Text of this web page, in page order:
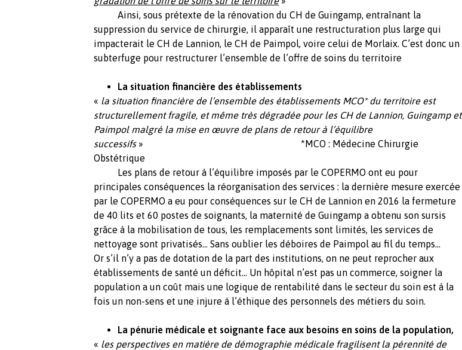
Ainsi, sous prétexte de la rénovation du CH de Guingamp, entraînant la
suppression du service de chirurgie, il apparaît une restructuration plus large qui
impacterait le CH de Lannion, le CH de Paimpol, voire celui de Morlaix. C’est donc un
subterfuge pour restructurer l’ensemble de l’offre de soins du territoire
La situation financière des établissements
« la situation financière de l’ensemble des établissements MCO* du territoire est
structurellement fragile, et même très dégradée pour les CH de Lannion, Guingamp et
Paimpol malgré la mise en œuvre de plans de retour à l’équilibre
successifs» *MCO : Médecine Chirurgie
Obstétrique
Les plans de retour à l’équilibre imposés par le COPERMO ont eu pour
principales conséquences la réorganisation des services : la dernière mesure exercée
par le COPERMO a eu pour conséquences sur le CH de Lannion en 2016 la fermeture
de 40 lits et 60 postes de soignants, la maternité de Guingamp a obtenu son sursis
grâce à la mobilisation de tous, les remplacements sont limités, les services de
nettoyage sont privatisés… Sans oublier les déboires de Paimpol au fil du temps…
Or s’il n’y a pas de dotation de la part des institutions, on ne peut reprocher aux
établissements de santé un déficit… Un hôpital n’est pas un commerce, soigner la
population a un coût mais une logique de rentabilité dans le secteur du soin est à la
fois un non-sens et une injure à l’éthique des personnels des métiers du soin.
La pénurie médicale et soignante face aux besoins en soins de la population,
« les perspectives en matière de démographie médicale fragilisent la pérennité de